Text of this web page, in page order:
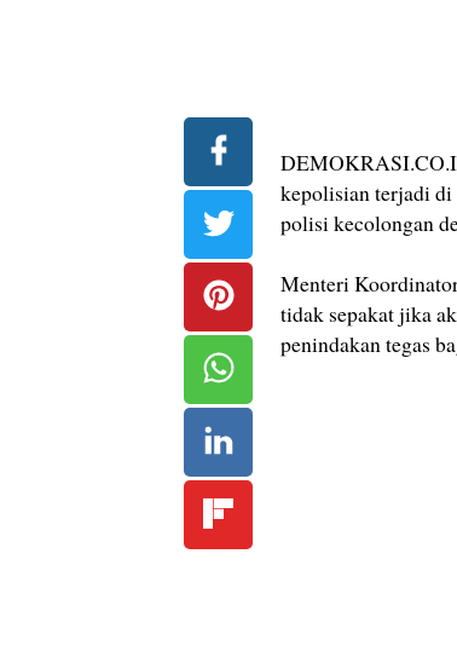
kepolisian terjadi di
polisi kecolongan
Menteri
tidak sepakat jika
penindakan tegas